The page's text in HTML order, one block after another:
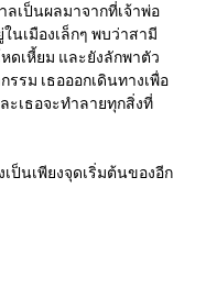
ลเป็นผลมาจากที่เจ้าพ่อ
เมืองเล็กๆ พบว่าสามี
ดเหี้ยม และยังลักพาตัว
รม เธอออกเดินทางเพื่อ
ะเธอจะทำลายทุกสิ่งที่
ป็นเพียงจุดเริ่มต้นของอีก